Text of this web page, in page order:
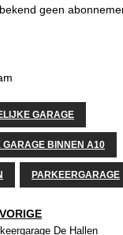
geen
GARAGE
GARAGE BINNEN A10
PARKEERGARAGE
VORIGE
De Hallen